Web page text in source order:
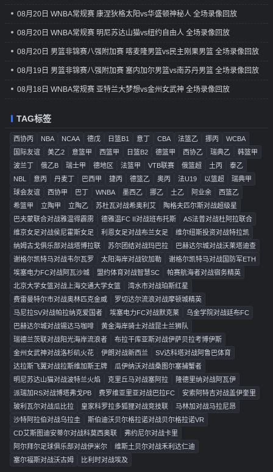
08月20日 WNBA常规赛 康涅狄格太阳vs华盛顿神秘人 全场录像回放
08月20日 WNBA常规赛 明尼苏达山猫vs纽约自由人 全场录像回放
08月20日 男篮非锦赛八强附加赛 喀麦隆男篮vs民主刚果男篮 全场录像回放
08月19日 男篮非锦赛八强附加赛 塞内加尔男篮vs南苏丹男篮 全场录像回放
08月18日 WNBA常规赛 亚特兰大梦想vs金州女武神 全场录像回放
TAG标签
西协丙 NBA NCAA 德戊 日篮B1 意丁 CBA 法篮乙 挪丙
WCBA
国际友谊
美乙2 意篮甲 西篮甲 日篮B2 德篮甲 西协乙 瑞典乙
韩篮甲
波兰丁
俄乙B 瑞士甲 德地区 法篮甲 VTB联赛 俄篮超 土丙
泰乙
NBL
意丙 丹麦丁 巴西甲 捷丙 德篮乙 奥丙 法U19 以篮超
瑞典甲
球会友谊
西协甲 巴丁 WNBA 墨西乙 挪乙 土乙 阿业余
西篮乙
希篮甲
立陶甲 立陶乙 苏杜瓦对战希奥利艾
陶格夫匹尔斯对战超级星
巴夫蒙联合对战雅温得霹雳
德雅温FC II对战班布托斯
AS法普对战杜阿拉联合
维京女足对战侯尼霍斯女足
利恩女足对战布兰女足
维尔纽斯投资对战特拉凯
纳姆古戈俱乐部对战塔博拉联
苏尔团结对战玛巴拉
巴赫达尔城对战沃莱塔迪查
谢格尔凯特马对战韦尔瓦罗
太阳海岸对战钦加勒
谢格尔凯特马对战国防军ETH
埃塞电力FC对战阿瓦沙城
盟约体育对战智慧SC
帕赛航海者对战宿务精英
北京大学女篮对战上海交通大学女篮
湾水市对战珀斯红星
费雷曼特尔市对战奥林匹克金威
罗切达尔流浪对战摩顿城精英
马尼拉SV对战帕拉纳克爱国者
埃塞电力FC对战默克莱
乌金学院对战廷布FC
巴赫达尔城对战锡达马咖啡
黄金海岸骑士对战昆士兰狮队
瑞德兰茨联对战阳光海岸流浪者
布拉干库亚斯对战伊萨贝拉考博伊斯
金州女武神对战洛杉矶火花
伊朗对战新西兰
SV达科塔对战阿鲁巴体育
达拉斯飞翼对战拉斯维加斯王牌
瓜伊纳沃对战桑图尔塞捕蟹者
明尼苏达山猫对战波特兰火焰
克里丘马对战塞阿拉
隆德里纳对战阿瓦伊
派瑞加RS对战博塔弗戈PB
费罗维亚里亚对战巴拉FC
安索阿特吉对战盖伊奎里
玻利瓦尔对战瓜比拉
皇家科罗拉多狐狸对战竞技联
马林加对战马拉尼昂
沙特阿拉伯对战乌拉圭
斯伯迪沃贝尔格拉诺对战贝尔格拉诺VR
CD艾斯图迪安蒂尔对战科莫西奥联
弗约尼尔对战卡里
阿尔拜尔足球俱乐部对战伊米尔
维斯土贝尔对战禾利达仁迪
塞尔福斯对战沃古姆
比利时对战埃及